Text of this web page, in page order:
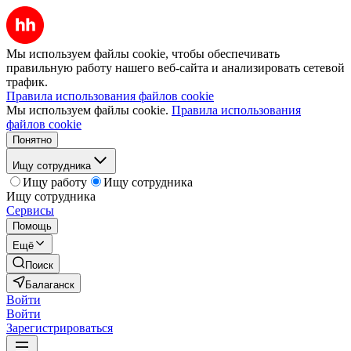
Мы используем файлы cookie, чтобы обеспечивать
правильную работу нашего веб-сайта и анализировать сетевой
трафик.
Правила использования файлов cookie
Мы используем файлы cookie. Правила использования
файлов cookie
Понятно
Ищу сотрудника
Ищу работу
Ищу сотрудника
Ищу сотрудника
Сервисы
Помощь
Ещё
Поиск
Балаганск
Войти
Войти
Зарегистрироваться